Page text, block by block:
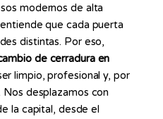
modernos de alta
que cada puerta
distintas. Por eso,
de cerradura en
limpio, profesional y, por
desplazamos con
la capital, desde el